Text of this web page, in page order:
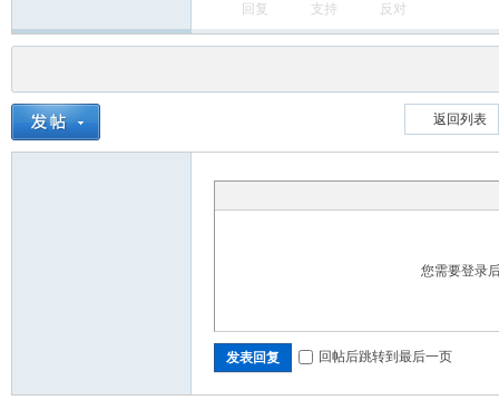
回复 支持 反对
返回列表
您需要登录
发表回复 回帖后跳转到最后一页